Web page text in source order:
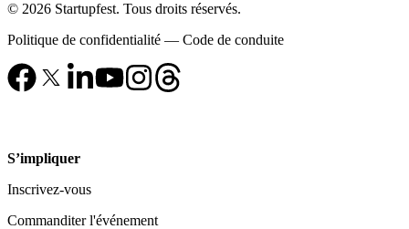
© 2026 Startupfest. Tous droits réservés.
Politique de confidentialité — Code de conduite
S’impliquer
Inscrivez-vous
Commanditer l'événement